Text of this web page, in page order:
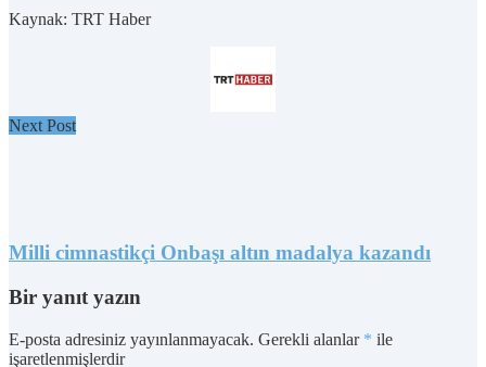
Kaynak: TRT Haber
Next Post
Milli cimnastikçi Onbaşı altın madalya kazandı
Bir yanıt yazın
E-posta adresiniz yayınlanmayacak. Gerekli alanlar * ile
işaretlenmişlerdir